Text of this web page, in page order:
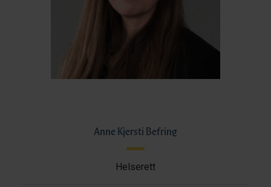
Anne Kjersti Befring
Helserett